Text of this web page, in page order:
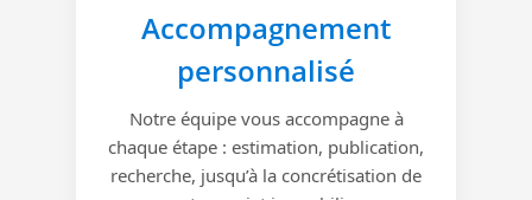
Accompagnement
personnalisé
Notre équipe vous accompagne à
chaque étape : estimation, publication,
recherche, jusqu’à la concrétisation de